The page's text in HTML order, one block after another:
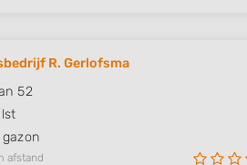
R. Gerlofsma
52
afstand